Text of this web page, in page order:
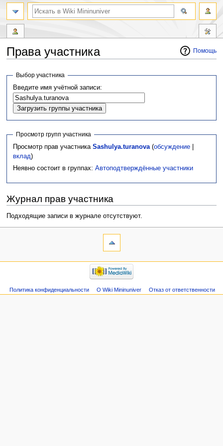
Помощь
Права участника
Перейти
навигации
Перейти
поиску
Выбор участника
Введите имя учётной записи:
Просмотр групп участника
Просмотр прав участникаSashulya.turanova (обсуждение
вклад)
Неявно состоит в группах:Автоподтверждённые участники
Журнал прав участника
Подходящие записи в журнале отсутствуют.
Политика конфиденциальности О Wiki Mininuniver Отказ от ответственности